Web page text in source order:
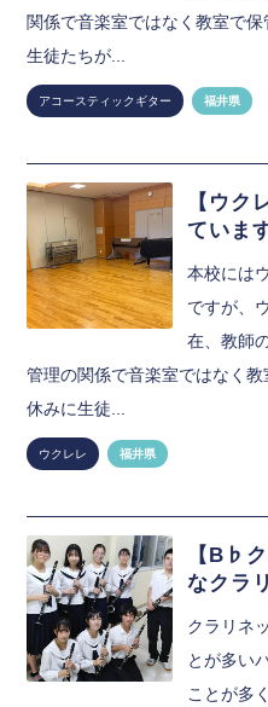
関係で音楽室ではなく教室で
生徒たちが...
アコースティックギター 福井県
【ウク
ていま
本校には
ですが、
在、教師
管理の関係で音楽室ではなく
休みに生徒...
ウクレレ 福井県
【B♭
なクラ
クラリネ
とが多い
ことが多